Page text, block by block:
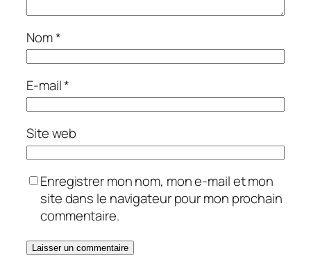
Nom*
E-mail*
Site web
Enregistrer mon nom, mon e-mail et mon
site dans le navigateur pour mon prochain
commentaire.